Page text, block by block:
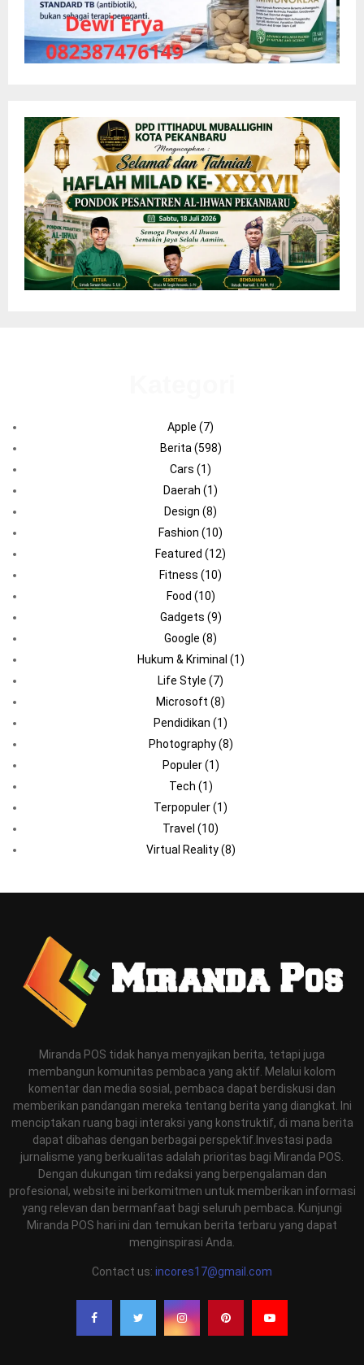
Apple (7)
Berita (598)
Cars (1)
Daerah (1)
Design (8)
Fashion (10)
Featured (12)
Fitness (10)
Food (10)
Gadgets (9)
Google (8)
Hukum & Kriminal (1)
Life Style (7)
Microsoft (8)
Pendidikan (1)
Photography(8)
Populer(1)
Tech (1)
Terpopuler(1)
Travel (10)
Virtual Reality(8)
Miranda POS tidak hanya menyajikan berita, tetapi juga
membangun komunitas pembaca yang aktif. Melalui kolom
komentar dan media sosial, pembaca dapat berdiskusi dan
memberikan pandangan mereka tentang berita yang diangkat. Ini
menciptakan ruang bagi interaksi yang konstruktif, di mana berita
dapat dibahas dengan berbagai perspektif.Investasi pada
jurnalisme yang berkualitas adalah prioritas bagi Miranda POS.
Dengan dukungan tim redaksi yang berpengalaman dan
profesional, website ini berkomitmen untuk memberikan informasi
yang relevan dan bermanfaat bagi seluruh pembaca. Kunjungi
Miranda POS hari ini dan temukan berita terbaru yang dapat
menginspirasi Anda.
Contact us: incores17@gmail.com